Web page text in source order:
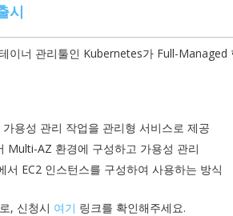
시
이너 관리툴인 Kubernetes가 Full-
용성 관리 작업을 관리형 서비스로 제공
Multi-AZ 환경에 구성하고 가용성 관리
EC2 인스턴스를 구성하여 사용하는 방식
, 신청시 여기 링크를 확인해주세요.